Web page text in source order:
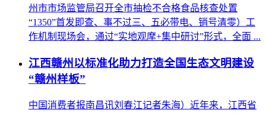
州市市场监管局召开全市抽检不合格食品核查处置
“1350”首发即查、事不过三、五必带电、销号清零）工
作机制现场会，通过“实地观摩+集中研讨”形式，全面 ...
江西赣州以标准化助力打造全国生态文明建设
“赣州样板”
中国消费者报南昌讯刘春江记者朱海）近年来，江西省